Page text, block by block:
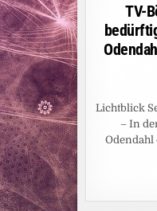
TV-
Lichtblick
– In
Odendahl